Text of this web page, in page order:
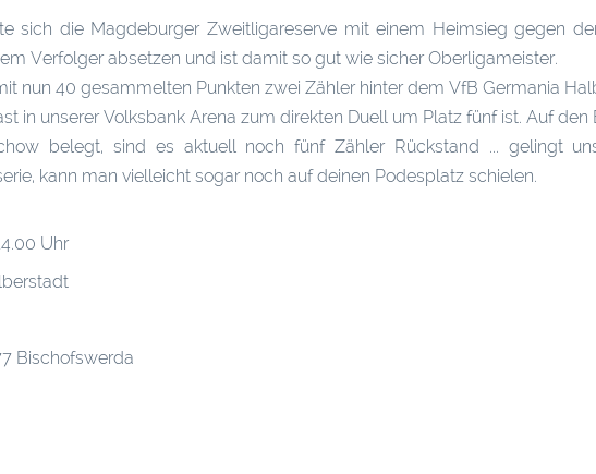
sich die Magdeburger Zweitligareserve mit einem Heimsieg gegen
Verfolger absetzen und ist damit so gut wie sicher Oberligameister.
nun 40 gesammelten Punkten zwei Zähler hinter dem VfB Germania
in unserer Volksbank Arena zum direkten Duell um Platz fünf ist. Auf den
belegt, sind es aktuell noch fünf Zähler Rückstand ... gelingt
kann man vielleicht sogar noch auf deinen Podesplatz schielen.
Uhr
Bischofswerda